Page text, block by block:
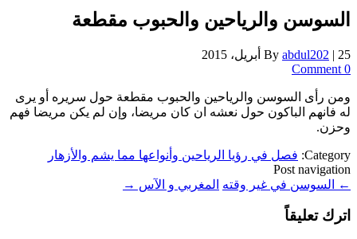
السوسن والرياحين والحبوب مقطعة
By abdul202 | 25 أبريل، 2015
0 Comment
ومن رأى السوسن والرياحين والحبوب مقطعة حول سريره أو يرى
له فانهم الباكون حول نعشه ان كان مريضا، وإن لم يكن مريضا فهم
وحزن.
Category: فصل في رؤيا الرياحين وأنواعها مما يشم والأزهار
Post navigation
←
السوسن في غير وقته المغربي و الآس →
اترك تعليقاً